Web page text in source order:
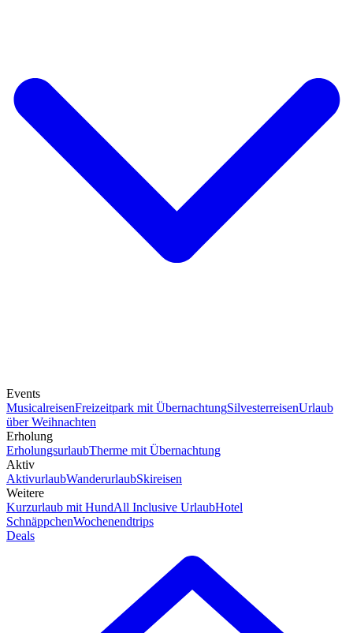
Events
MusicalreisenFreizeitpark mit ÜbernachtungSilvesterreisenUrlaub
über Weihnachten
Erholung
ErholungsurlaubTherme mit Übernachtung
Aktiv
AktivurlaubWanderurlaubSkireisen
Weitere
Kurzurlaub mit HundAll Inclusive UrlaubHotel
SchnäppchenWochenendtrips
Deals